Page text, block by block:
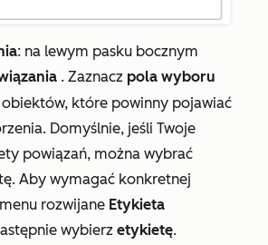
: na lewym pasku bocznym
. Zaznacz pola wyboru
które powinny pojawiać
Domyślnie, jeśli Twoje
powiązań, można wybrać
Aby wymagać konkretnej
rozwijane Etykieta
wybierz etykietę.